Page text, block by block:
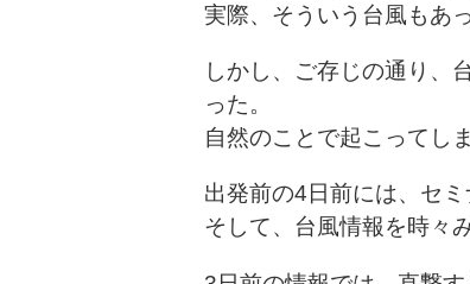
実際、そういう台風もあ
しかし、ご存じの通り、
った。
自然のことで起こってし
出発前の4日前には、セ
そして、台風情報を時々